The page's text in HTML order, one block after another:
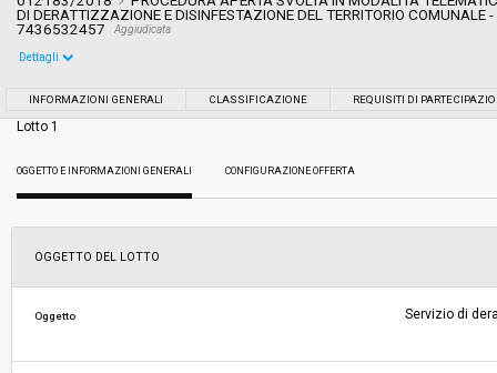
DI DERATTIZZAZIONE E DISINFESTAZIONE DEL TERRITORIO
7436532457
Aggiudicata
Tipo di contratto:
Data pubblicazione:
Svolgimento:
Responsabile attuale:
COMUNE DI GROSSETO - Servizio comando –
Dettagli
INFORMAZIONI GENERALI CLASSIFICAZIONE REQUISITI DI
Lotto 1
OGGETTO E INFORMAZIONI GENERALI CONFIGURAZIONE OFFERTA
OGGETTO DEL LOTTO
Oggetto Servizio di